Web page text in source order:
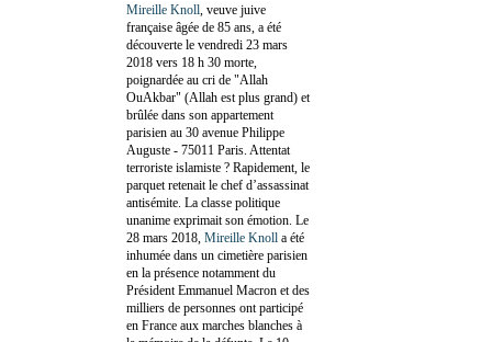
Mireille Knoll , veuve juive
française âgée de 85 ans, a été
découverte le vendredi 23 mars
2018 vers 18 h 30 morte,
poignardée au cri de "Allah
OuAkbar" (Allah est plus grand) et
brûlée dans son appartement
parisien au 30 avenue Philippe
Auguste - 75011 Paris. Attentat
terroriste islamiste ? Rapidement, le
parquet retenait le chef d’assassinat
antisémite. La classe politique
unanime exprimait son émotion. Le
28 mars 2018, Mireille Knoll a été
inhumée dans un cimetière parisien
en la présence notamment du
Président Emmanuel Macron et des
milliers de personnes ont participé
en France aux marches blanches à